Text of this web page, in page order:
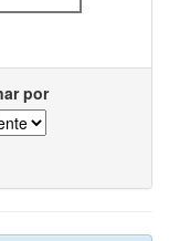
por